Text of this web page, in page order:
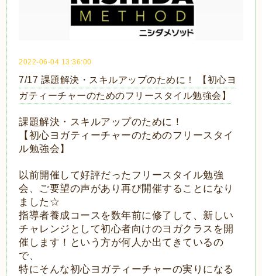
2022-06-04 13:36:00
7/17 課題解決・スキルアップのために！ 【初心ヨ
ガティーチャーのためのフリースタイル勉強会】
課題解決・スキルアップのために！
【初心ヨガティーチャーのためのフリースタイ
ル勉強会】
以前開催して好評だったフリースタイル勉強
会、ご要望の声があり再び開催することになり
ました ☆
指導者養成コースを数年前に修了して、新しい
チャレンジとして初心者向けのヨガクラスを開
催します！という方が何人か出てきているの
で、
特にそんな初心ヨガティーチャーの実りになる